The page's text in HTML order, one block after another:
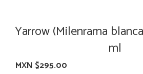
Yarrow (Milenrama
ml
MXN $295.00